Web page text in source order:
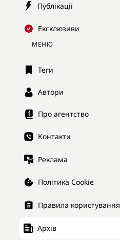
Публікації
Ексклюзиви
МЕНЮ
Теги
Автори
Про агентство
Контакти
Реклама
Політика Cookie
Правила користування
Архів